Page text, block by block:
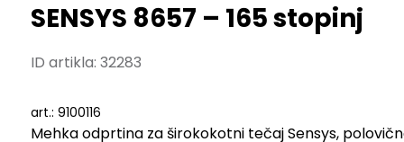
SENSYS 8657 – 165 stopinj
ID artikla: 32283
art.: 9100116
Mehka odprtina za širokokotni tečaj Sensys,